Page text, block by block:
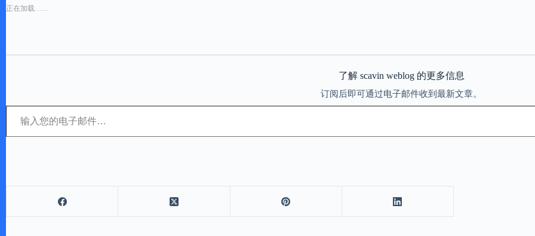
正在加载……
了解 scavin weblog 的更多信息
订阅后即可通过电子邮件收到最新文章。
输入您的电子邮件…